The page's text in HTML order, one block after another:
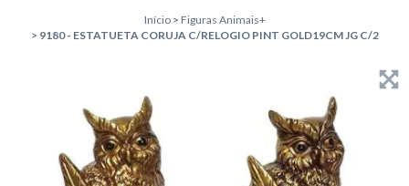
Início > Figuras Animais+
> 9180 - ESTATUETA CORUJA C/RELOGIO PINT GOLD19CM JG C/2